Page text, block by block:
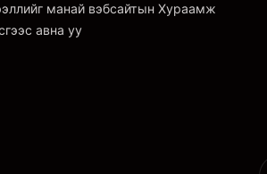
манай вэбсайтын Хураамж
авна уу